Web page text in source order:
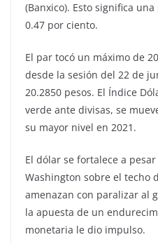
(Banxico). Esto significa
0.47 por ciento.
El par tocó un máximo de
desde la sesión del 22 de
20.2850 pesos. El Índice
verde ante divisas, se
su mayor nivel en 2021.
El dólar se fortalece a
Washington sobre el techo
amenazan con paralizar al
la apuesta de un
monetaria le dio impulso.